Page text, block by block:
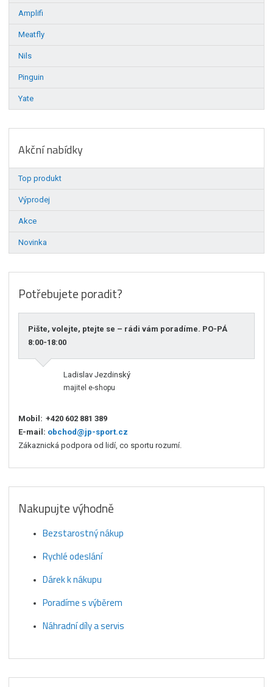
Amplifi
Meatfly
Nils
Pinguin
Yate
Akční nabídky
Top produkt
Výprodej
Akce
Novinka
Potřebujete poradit?
Pište, volejte, ptejte se – rádi vám poradíme. PO-PÁ
8:00-18:00
Ladislav Jezdinský
majitel e-shopu
Mobil: +420 602 881 389
E-mail: obchod@jp-sport.cz
Zákaznická podpora od lidí, co sportu rozumí.
Nakupujte výhodně
Bezstarostný nákup
Rychlé odeslání
Dárek k nákupu
Poradíme s výběrem
Náhradní díly a servis